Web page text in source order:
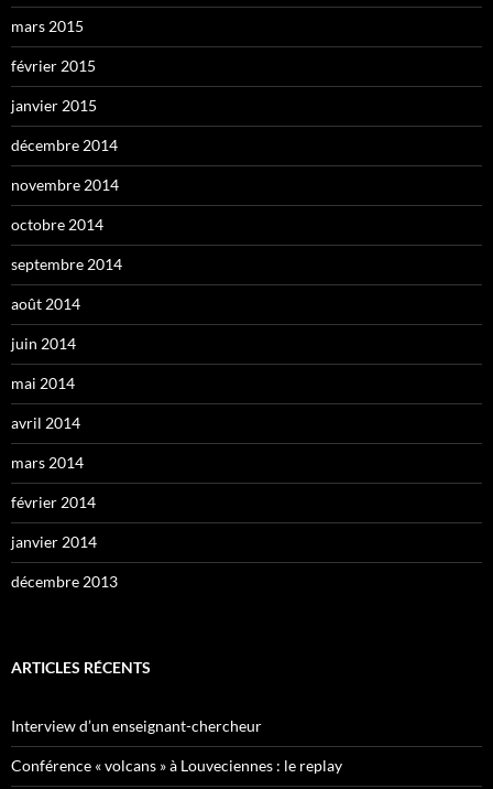
mars 2015
février 2015
janvier 2015
décembre 2014
novembre 2014
octobre 2014
septembre 2014
août 2014
juin 2014
mai 2014
avril 2014
mars 2014
février 2014
janvier 2014
décembre 2013
ARTICLES RÉCENTS
Interview d’un enseignant-chercheur
Conférence « volcans » à Louveciennes : le replay